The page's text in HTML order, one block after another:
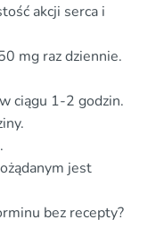
akcji serca i
mg raz dziennie.
ciągu 1-2 godzin.
jest
bez recepty?